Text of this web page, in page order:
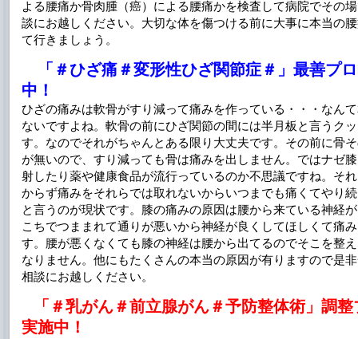
よる腰痛か骨肉腫（癌）による腰痛かを検査して病院でその
談にお越しください。大切な体を傷つける前に大事に本当の
て行きましょう。
「＃ひざ痛＃変形性ひざ関節症＃」最善プ
中！
ひざの痛みは軟骨がすり減って痛みを作っている・・・なん
ないですよね。軟骨の前にひざ関節の間には半月板と言うク
す。なのでそれがちゃんとある限り大丈夫です。その前に骨
が無いので、すり減っても骨は痛みを出しません。ではナゼ
射したり薬や健康食品が流行っているのか不思議ですね。そ
からず痛みをそれらでは取れないからいつまでも痛くてやり
と言うのが現状です。膝の痛みの原因は腰から来ている神経
こちでつままれて通りが悪いから神経が良くしてほしくて痛
す。腰が悪くなくても膝の神経は腰から出てるのでそこを整
なりません。他にもたくさんの本当の原因が有りますので是
相談にお越しください。
「＃乳がん＃前立腺がん＃予防整体術」調
実施中！